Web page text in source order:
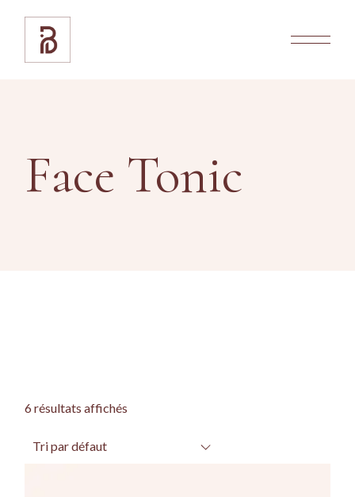
content
Face Tonic
6 résultats affichés
Tri par défaut